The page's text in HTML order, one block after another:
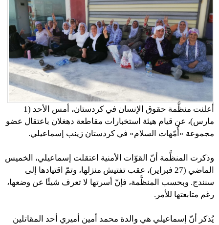
أعلنت منظَّمة حقوق الإنسان في كردستان، أمس الأحد (1
مارس)، عن قيام هيئة استخبارات مقاطعة دهغلان باعتقال عضو
مجموعة «أُمّهات السلام» في كردستان زينب إسماعيلي.
وذكرت المنظَّمة أنّ القوّات الأمنية اعتقلت إسماعيلي، الخميس
الماضي (27 فبراير)، عقب تفتيش منزلها، وتمّ اقتيادها إلى
سنندج. وبحسب المنظَّمة، فإنّ أسرتها لا تعرف شيئًا عن وضعها،
رغم متابعتها للأمر.
يُذكر أنّ إسماعيلي هي والدة محمد أمين أميري أحد المقاتلين